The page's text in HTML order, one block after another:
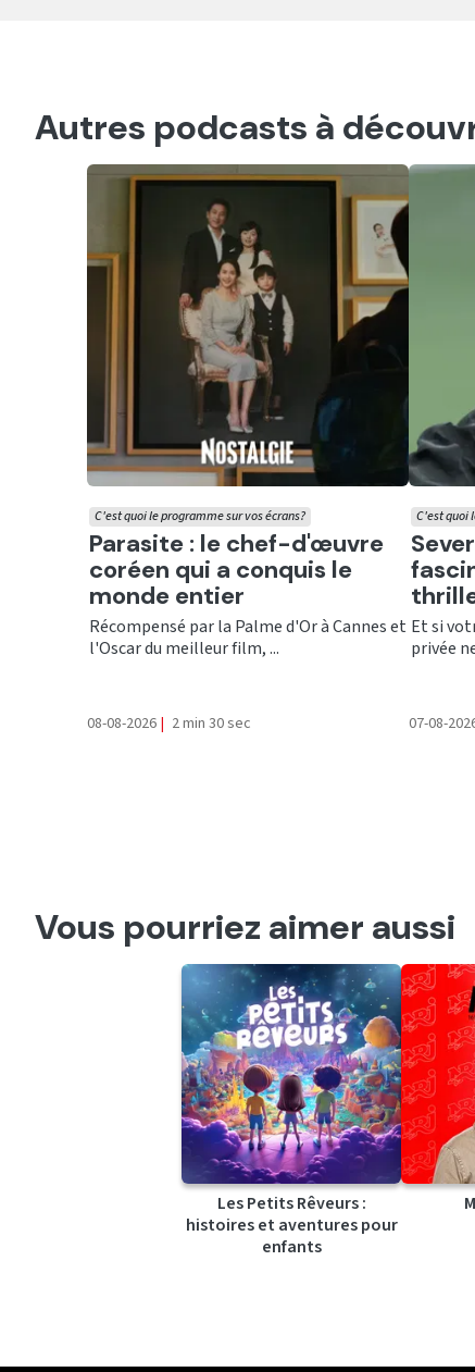
Autres podcasts à
Ecouter
Parasite : le chef-d'œuvre
coréen qui a conquis le
monde entier
C'est quoi le programme sur vos écrans?
Récompensé par la Palme d'Or à Cannes et
l'Oscar du meilleur film, ...
08-08-2026 | 2 min 30 sec
C'est quoi
Et si
privée
07-08-
Vous pourriez aimer aussi
Les Petits Rêveurs :
histoires et aventures pour
enfants